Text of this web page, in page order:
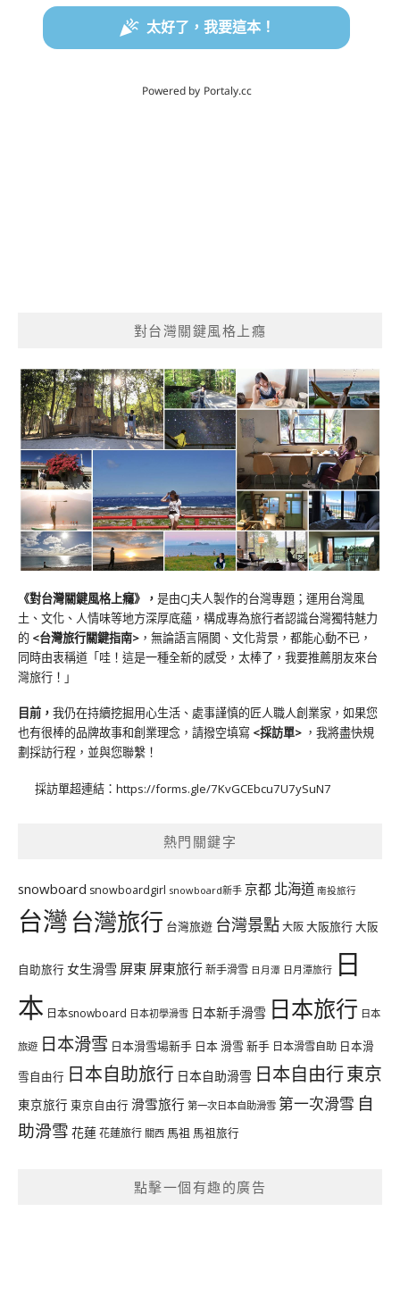
對台灣關鍵風格上癮
《對台灣關鍵風格上癮》 ， 是由CJ夫人製作的台灣專題；運用台灣風
土、文化、人情味等地方深厚底蘊，構成專為旅行者認識台灣獨特魅力
的 <台灣旅行關鍵指南> ，無論語言隔閡、文化背景，都能心動不已，
同時由衷稱道「哇！這是一種全新的感受，太棒了，我要推薦朋友來台
灣旅行！」
目前， 我仍在持續挖掘用心生活、處事謹慎的匠人職人創業家，如果您
也有很棒的品牌故事和創業理念，請撥空填寫 <採訪單> ，我將盡快規
劃採訪行程，並與您聯繫！
採訪單超連結： https://forms.gle/7KvGCEbcu7U7ySuN7
熱門關鍵字
snowboard snowboardgirl snowboard新手 京都 北海道 南投旅行
台灣台灣旅行 台灣旅遊 台灣景點大阪大阪旅行大阪
自助旅行 女生滑雪 屏東 屏東旅行新手滑雪 日月潭 日月潭旅行 日
本 日本snowboard 日本初學滑雪 日本新手滑雪 日本旅行 日本
旅遊 日本滑雪 日本滑雪場新手 日本 滑雪 新手 日本滑雪自助 日本滑
雪自由行 日本自助旅行 日本自助滑雪 日本自由行東京
東京旅行 東京自由行 滑雪旅行 第一次日本自助滑雪 第一次滑雪 自
助滑雪 花蓮花蓮旅行 關西 馬祖 馬祖旅行
點擊一個有趣的廣告